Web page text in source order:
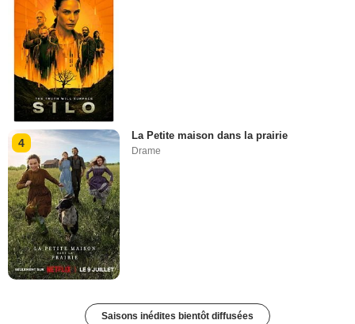
4
La Petite maison dans la prairie
Drame
Saisons inédites bientôt diffusées